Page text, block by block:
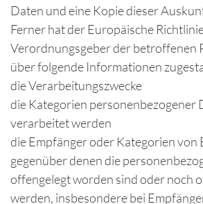
Daten und eine Kopie dieser
Ferner hat der Europäische
Verordnungsgeber der betroffenen
über folgende Informationen
die Verarbeitungszwecke
die Kategorien personenbezogener
verarbeitet werden
die Empfänger oder Kategorien von
gegenüber denen die
offengelegt worden sind oder noch
werden, insbesondere bei